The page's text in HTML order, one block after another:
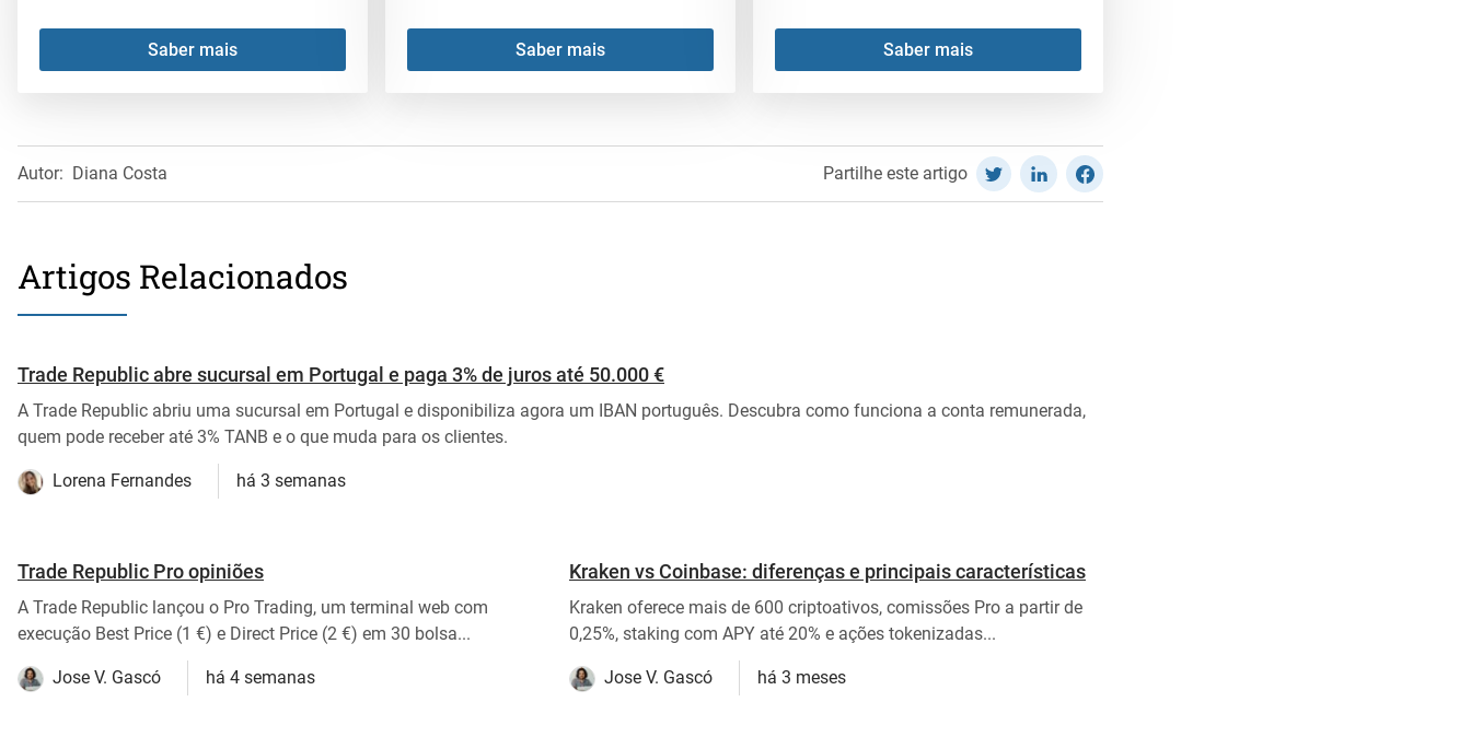
Saber mais Saber mais Saber mais
Autor: Diana Costa Partilhe este artigo
Artigos Relacionados
Trade Republic abre sucursal em Portugal e paga 3% de juros até 50.000 €
A Trade Republic abriu uma sucursal em Portugal e disponibiliza agora um IBAN português. Descubra como funciona a conta remunerada,
quem pode receber até 3% TANB e o que muda para os clientes.
Lorena Fernandes há 3 semanas
Trade Republic Pro opiniões
A Trade Republic lançou o Pro Trading, um terminal web com
execução Best Price (1 €) e Direct Price (2 €) em 30 bolsa...
Jose V. Gascó há 4 semanas
Kraken vs Coinbase: diferenças e principais características
Kraken oferece mais de 600 criptoativos, comissões Pro a partir de
0,25%, staking com APY até 20% e ações tokenizadas...
Jose V. Gascó há 3 meses